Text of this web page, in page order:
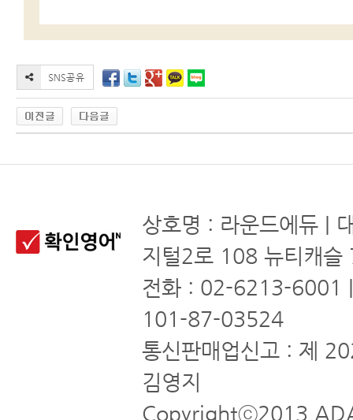
상호명 : 라운드에듀 |
지털2로 108 뉴티캐슬
전화 : 02-6213-6001
101-87-03524
통신판매업신고 : 제
김영지
Copyrightⓒ2013